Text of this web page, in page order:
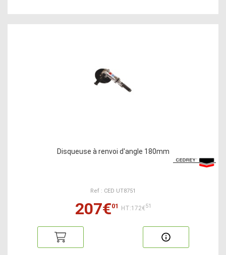
Disqueuse à renvoi d'angle 180mm
Ref : CED UT8751
207€01 HT:172€51